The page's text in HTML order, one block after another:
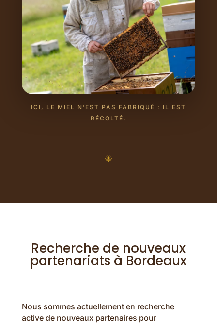
ICI, LE MIEL N’EST PAS FABRIQUÉ : IL EST
RÉCOLTÉ.
────── 🐝 ──────
Recherche de nouveaux
partenariats à Bordeaux
Nous sommes actuellement en recherche
active de nouveaux partenaires pour